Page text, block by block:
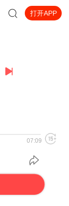
打开APP
07:09